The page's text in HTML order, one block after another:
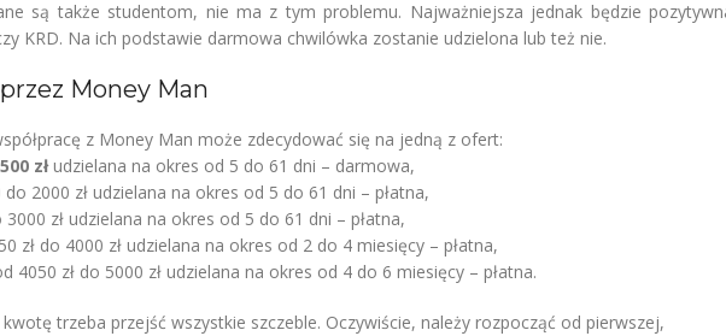
są także studentom, nie ma z tym problemu. Najważniejsza jednak będzie
KRD. Na ich podstawie darmowa chwilówka zostanie udzielona lub też nie.
Money Man
z Money Man może zdecydować się na jedną z ofert:
złudzielana na okres od 5 do 61 dni – darmowa,
2000 zł udzielana na okres od 5 do 61 dni – płatna,
zł udzielana na okres od 5 do 61 dni – płatna,
zł do 4000 zł udzielana na okres od 2 do 4 miesięcy – płatna,
4050 zł do 5000 zł udzielana na okres od 4 do 6 miesięcy – płatna.
trzeba przejść wszystkie szczeble. Oczywiście, należy rozpocząć od pierwszej,